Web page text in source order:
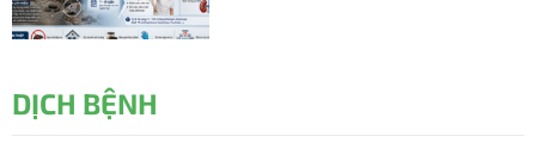
DỊCH BỆNH